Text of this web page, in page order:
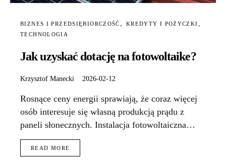
BIZNES I PRZEDSIĘBIORCZOŚĆ
KREDYTY I POŻYCZKI
TECHNOLOGIA
Jak uzyskać dotację na fotowoltaike?
Krzysztof Manecki 2026-02-12
Rosnące ceny energii sprawiają, że coraz więcej
osób interesuje się własną produkcją prądu z
paneli słonecznych. Instalacja fotowoltaiczna…
READ MORE